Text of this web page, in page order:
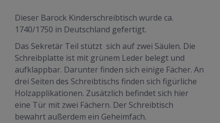
Dieser Barock Kinderschreibtisch wurde ca.
1740/1750 in Deutschland gefertigt.
Das Sekretär Teil stützt sich auf zwei Säulen. Die
Schreibplatte ist mit grünem Leder belegt und
aufklappbar. Darunter finden sich einige Fächer. An
drei Seiten des Schreibtischs finden sich figürliche
Holzapplikationen. Zusätzlich befindet sich hier
eine Tür mit zwei Fächern. Der Schreibtisch
bewahrt außerdem ein Geheimfach.